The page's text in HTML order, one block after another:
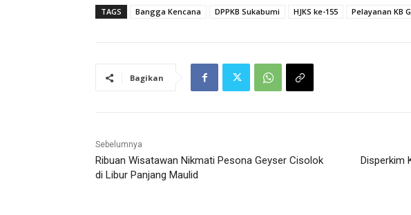
TAGS Bangga Kencana DPPKB Sukabumi HJKS ke-155 Pelayanan KB
Bagikan
Sebelumnya
Ribuan Wisatawan Nikmati Pesona Geyser Cisolok
di Libur Panjang Maulid
Disperkim